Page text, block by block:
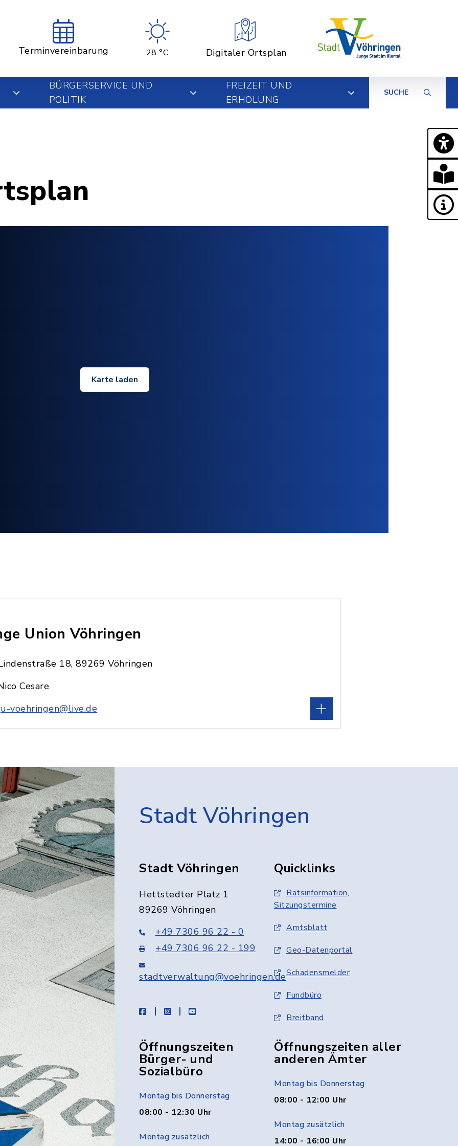
Terminvereinbarung 28 °C Digitaler Ortsplan
BÜRGERSERVICE UND
POLITIK
FREIZEIT UND
ERHOLUNG
SUCHE
Karte laden
Union Vöhringen
18, 89269 Vöhringen
Cesare
voehringen@live.de
Stadt Vöhringen
Stadt Vöhringen
Hettstedter Platz 1
89269 Vöhringen
+49 7306 96 22 - 0
+49 7306 96 22 - 199
stadtverwaltung@voehringen.de
facebookinstagramyoutube
Quicklinks
Ratsinformation,
Sitzungstermine
Amtsblatt
Geo-Datenportal
Schadensmelder
Fundbüro
Breitband
Öffnungszeiten
Bürger- und
Sozialbüro
Montag bis Donnerstag
08:00 - 12:30 Uhr
Montag zusätzlich
Öffnungszeiten aller
anderen Ämter
Montag bis Donnerstag
08:00 - 12:00 Uhr
Montag zusätzlich
14:00 - 16:00 Uhr